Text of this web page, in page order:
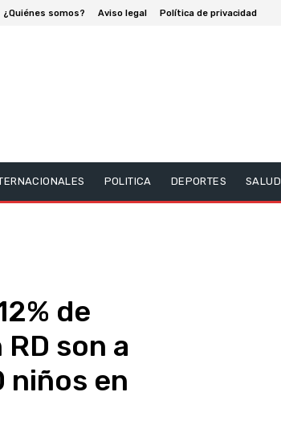
¿Quiénes somos? Aviso legal Política de privacidad
POLITICA DEPORTES SALUD
de
son a
niños en